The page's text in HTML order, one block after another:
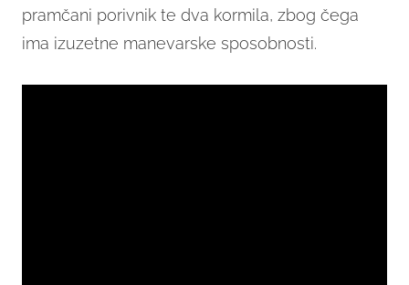
pramčani porivnik te dva kormila, zbog čega
ima izuzetne manevarske sposobnosti.